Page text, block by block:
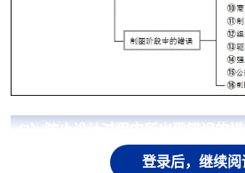
（1）防止设计阶段中的错误的措施
登录后，继续阅